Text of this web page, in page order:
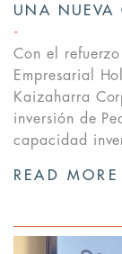
UNA NUEVA
Con el
Empresarial
Kaizaharra
inversión de
capacidad
READ MORE